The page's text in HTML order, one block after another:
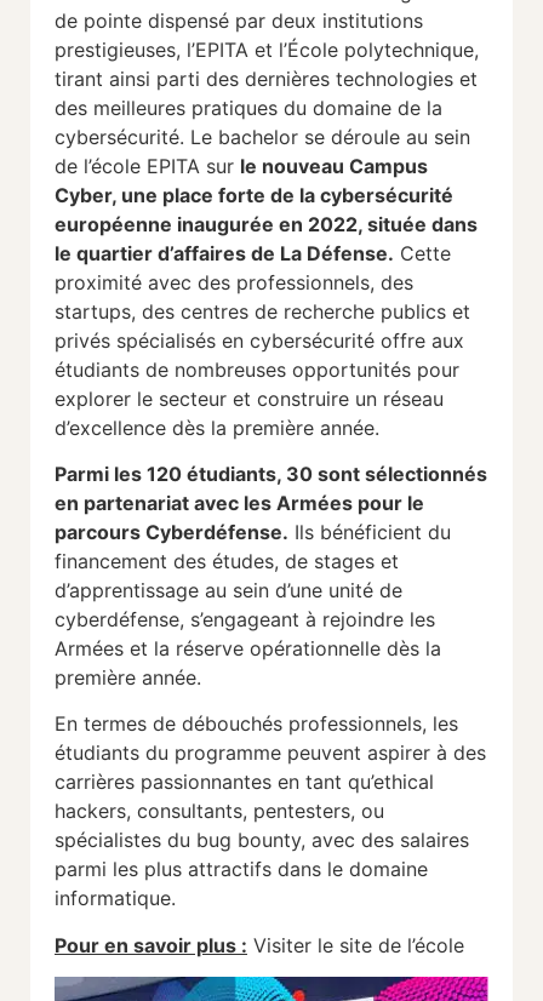
de pointe dispensé par deux institutions
prestigieuses, l’EPITA et l’École polytechnique,
tirant ainsi parti des dernières technologies et
des meilleures pratiques du domaine de la
cybersécurité. Le bachelor se déroule au sein
de l’école EPITA sur le nouveau Campus
Cyber, une place forte de la cybersécurité
européenne inaugurée en 2022, située dans
le quartier d’affaires de La Défense. Cette
proximité avec des professionnels, des
startups, des centres de recherche publics et
privés spécialisés en cybersécurité offre aux
étudiants de nombreuses opportunités pour
explorer le secteur et construire un réseau
d’excellence dès la première année.
Parmi les 120 étudiants, 30 sont sélectionnés
en partenariat avec les Armées pour le
parcours Cyberdéfense. Ils bénéficient du
financement des études, de stages et
d’apprentissage au sein d’une unité de
cyberdéfense, s’engageant à rejoindre les
Armées et la réserve opérationnelle dès la
première année.
En termes de débouchés professionnels, les
étudiants du programme peuvent aspirer à des
carrières passionnantes en tant qu’ethical
hackers, consultants, pentesters, ou
spécialistes du bug bounty, avec des salaires
parmi les plus attractifs dans le domaine
informatique.
Pour en savoir plus : Visiter le site de l’école